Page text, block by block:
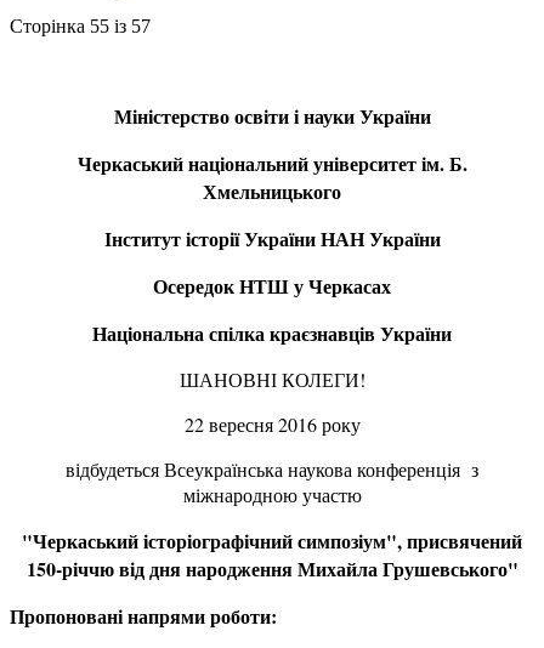
Сторінка 55 із 57
Міністерство освіти і науки України
Черкаський національний університет ім. Б.
Хмельницького
Інститут історії України НАН України
Осередок НТШ у Черкасах
Національна спілка краєзнавців України
ШАНОВНІ КОЛЕГИ!
22 вересня 2016 року
відбудеться Всеукраїнська наукова конференція з
міжнародною участю
"Черкаський історіографічний симпозіум", присвячений
150-річчю від дня народження Михайла Грушевського"
Пропоновані напрями роботи: